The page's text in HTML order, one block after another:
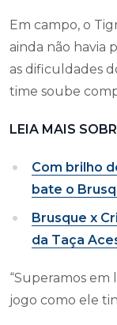
Em campo, o
ainda não havia
as dificuldades
time soube
LEIA MAIS
Com brilho
bate o
Brusque x
da Taça
“Superamos
jogo como ele